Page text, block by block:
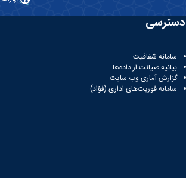
دسترسی
سامانه شفافیت
بیانیه صیانت از داده‌ها
گزارش آماری وب‌ سایت
سامانه فوریت‌های اداری (فؤاد)